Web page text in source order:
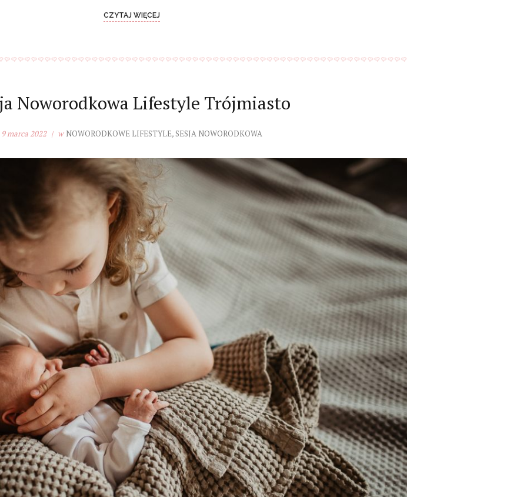
CZYTAJ WIĘCEJ
Noworodkowa Lifestyle Trójmiasto
9 marca 2022 w NOWORODKOWE LIFESTYLE, SESJA NOWORODKOWA